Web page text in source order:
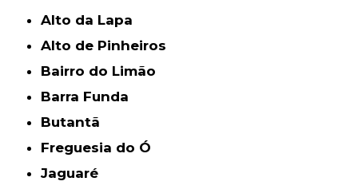
Alto da Lapa
Alto de Pinheiros
Bairro do Limão
Barra Funda
Butantã
Freguesia do Ó
Jaguaré